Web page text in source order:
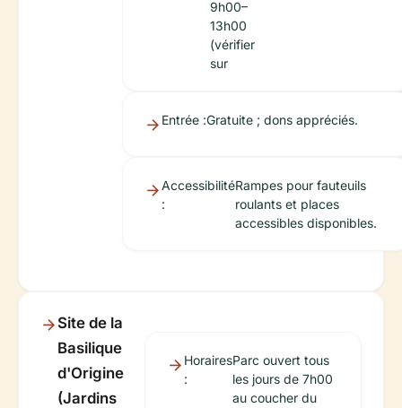
9h00–
13h00
(vérifier
sur
Entrée :Gratuite ; dons appréciés.
Accessibilité
:
Rampes pour fauteuils
roulants et places
accessibles disponibles.
Site de la
Basilique
d'Origine
(Jardins
Horaires
:
Parc ouvert tous
les jours de 7h00
au coucher du